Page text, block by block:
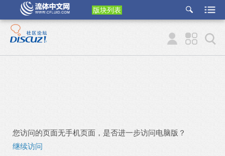
版块列表
etu
p
您访问的页面无手机页面，是否进一步访问电脑版？
继续访问